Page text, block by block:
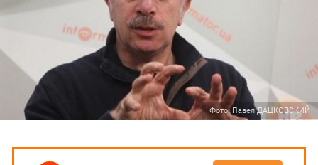
Фото: Павел ДАЦКОВСКИЙ